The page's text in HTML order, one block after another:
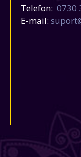
Telefon: 0730
E-mail: